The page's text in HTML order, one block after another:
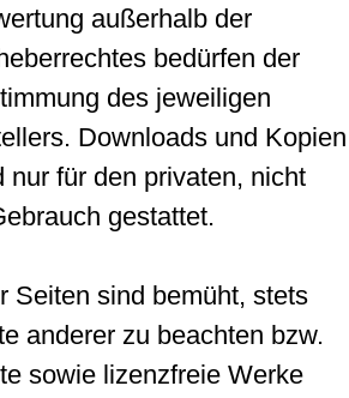
außerhalb der
bedürfen der
des jeweiligen
Downloads und Kopien
nur für den privaten, nicht
gestattet.
Seiten sind bemüht, stets
anderer zu beachten bzw.
sowie lizenzfreie Werke